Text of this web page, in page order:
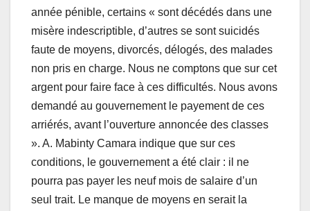
année pénible, certains « sont décédés dans une
misère indescriptible, d’autres se sont suicidés
faute de moyens, divorcés, délogés, des malades
non pris en charge. Nous ne comptons que sur cet
argent pour faire face à ces difficultés. Nous avons
demandé au gouvernement le payement de ces
arriérés, avant l’ouverture annoncée des classes
». A. Mabinty Camara indique que sur ces
conditions, le gouvernement a été clair : il ne
pourra pas payer les neuf mois de salaire d’un
seul trait. Le manque de moyens en serait la